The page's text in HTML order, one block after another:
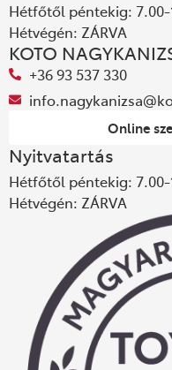
Hétfőtől péntekig: 7.00-
Hétvégén: ZÁRVA
KOTO
+36 93 537 330
Online
Nyitvatartás
Hétfőtől péntekig: 7.00-
Hétvégén: ZÁRVA